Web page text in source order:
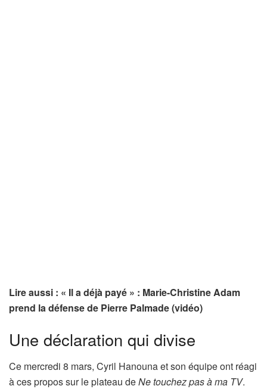
Lire aussi : « Il a déjà payé » : Marie-Christine Adam
prend la défense de Pierre Palmade (vidéo)
Une déclaration qui divise
Ce mercredi 8 mars, Cyril Hanouna et son équipe ont réagi
à ces propos sur le plateau deNe touchez pas à ma TV.